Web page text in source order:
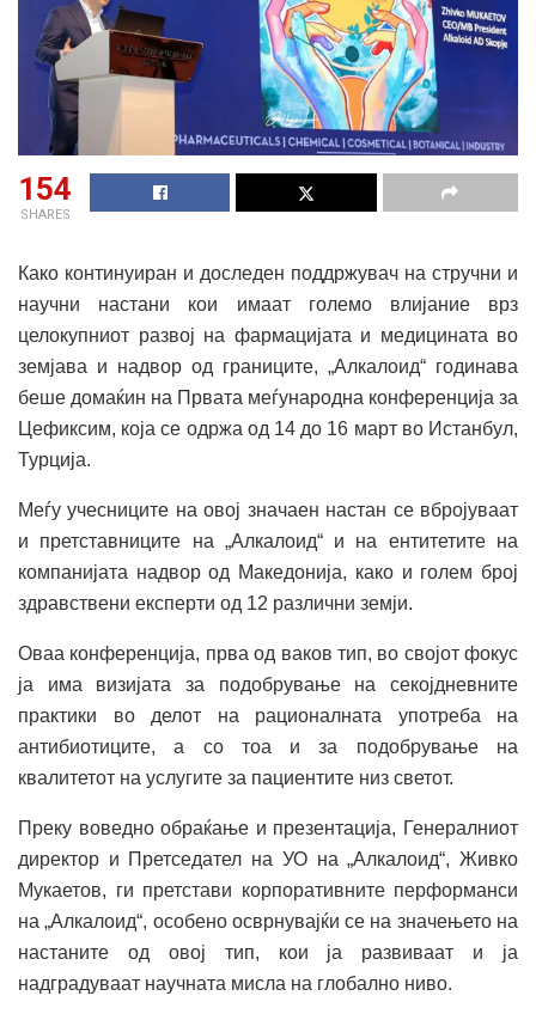
154
SHARES
Како континуиран и доследен поддржувач на стручни и
научни настани кои имаат големо влијание врз
целокупниот развој на фармацијата и медицината во
земјава и надвор од границите, „Алкалоид“ годинава
беше домаќин на Првата меѓународна конференција за
Цефиксим, која се одржа од 14 до 16 март во Истанбул,
Турција.
Меѓу учесниците на овој значаен настан се вбројуваат
и претставниците на „Алкалоид“ и на ентитетите на
компанијата надвор од Македонија, како и голем број
здравствени експерти од 12 различни земји.
Оваа конференција, прва од ваков тип, во својот фокус
ја има визијата за подобрување на секојдневните
практики во делот на рационалната употреба на
антибиотиците, а со тоа и за подобрување на
квалитетот на услугите за пациентите низ светот.
Преку воведно обраќање и презентација, Генералниот
директор и Претседател на УО на „Алкалоид“, Живко
Мукаетов, ги претстави корпоративните перформанси
на „Алкалоид“, особено осврнувајќи се на значењето на
настаните од овој тип, кои ја развиваат и ја
надградуваат научната мисла на глобално ниво.